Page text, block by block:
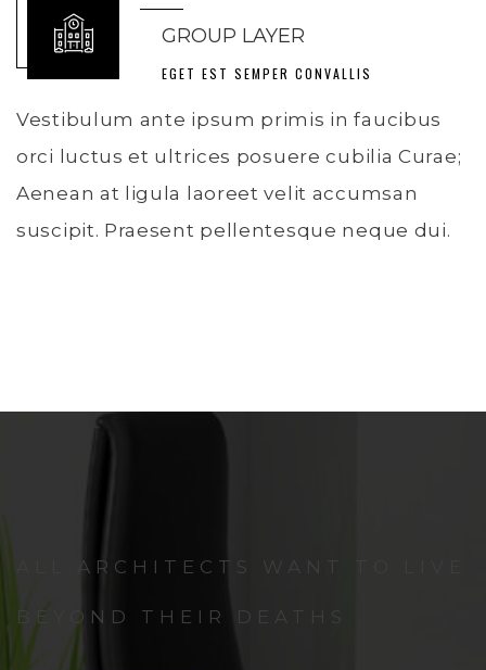
GROUP LAYER
EGET EST SEMPER CONVALLIS
Vestibulum ante ipsum primis in faucibus
orci luctus et ultrices posuere cubilia Curae;
Aenean at ligula laoreet velit accumsan
suscipit. Praesent pellentesque neque dui.
ALL ARCHITECTS WANT TO LIVE
BEYOND THEIR DEATHS